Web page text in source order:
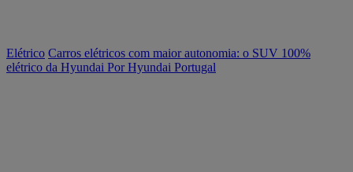
Elétrico Carros elétricos com maior autonomia: o SUV 100%
elétrico da Hyundai Por Hyundai Portugal